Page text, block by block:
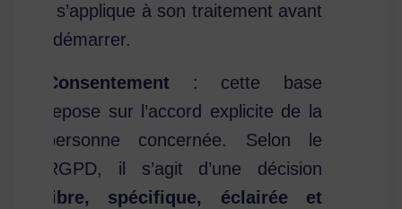
qui s’applique à son traitement avant
de démarrer.
Consentement : cette base
repose sur l’accord explicite de la
personne concernée. Selon le
RGPD, il s’agit d’une décision
libre, spécifique, éclairée et